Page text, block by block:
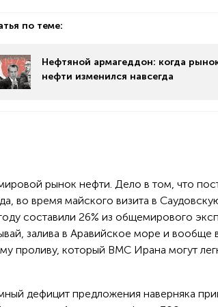
по теме:
Нефтяной армагеддон: когда
нефти изменился навсегда
рынок нефти. Дело в том, что
во время майского визита в
составили 26% из общемирового
залива в Аравийское море и вообще
проливу, который ВМС Ирана могут
дефицит предложения наверняка